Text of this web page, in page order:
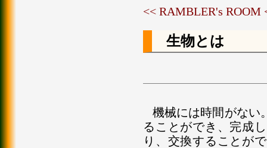
<< RAMBLER's ROOM
生物とは
機械には時間がない
ることができ、完成
り、交換することが